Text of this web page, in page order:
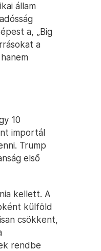
állam
a, „Big
a
10
importál
Trump
első
kellett. A
külföld
csökkent,
rendbe